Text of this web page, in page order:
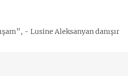
- Lusine Aleksanyan danışır